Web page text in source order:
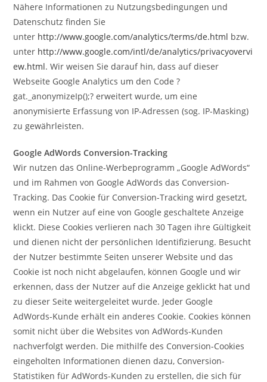
Nähere Informationen zu Nutzungsbedingungen und
Datenschutz finden Sie
unter http://www.google.com/analytics/terms/de.html bzw.
unter http://www.google.com/intl/de/analytics/privacyovervi
ew.html. Wir weisen Sie darauf hin, dass auf dieser
Webseite Google Analytics um den Code ?
gat._anonymizeIp();? erweitert wurde, um eine
anonymisierte Erfassung von IP-Adressen (sog. IP-Masking)
zu gewährleisten.
Google AdWords Conversion-Tracking
Wir nutzen das Online-Werbeprogramm „Google AdWords“
und im Rahmen von Google AdWords das Conversion-
Tracking. Das Cookie für Conversion-Tracking wird gesetzt,
wenn ein Nutzer auf eine von Google geschaltete Anzeige
klickt. Diese Cookies verlieren nach 30 Tagen ihre Gültigkeit
und dienen nicht der persönlichen Identifizierung. Besucht
der Nutzer bestimmte Seiten unserer Website und das
Cookie ist noch nicht abgelaufen, können Google und wir
erkennen, dass der Nutzer auf die Anzeige geklickt hat und
zu dieser Seite weitergeleitet wurde. Jeder Google
AdWords-Kunde erhält ein anderes Cookie. Cookies können
somit nicht über die Websites von AdWords-Kunden
nachverfolgt werden. Die mithilfe des Conversion-Cookies
eingeholten Informationen dienen dazu, Conversion-
Statistiken für AdWords-Kunden zu erstellen, die sich für